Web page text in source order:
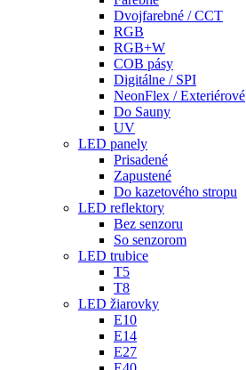
Dvojfarebné / CCT
RGB
RGB+W
COB pásy
Digitálne / SPI
NeonFlex / Exteriérové
Do Sauny
UV
LED panely
Prisadené
Zapustené
Do kazetového stropu
LED reflektory
Bez senzoru
So senzorom
LED trubice
T5
T8
LED žiarovky
E10
E14
E27